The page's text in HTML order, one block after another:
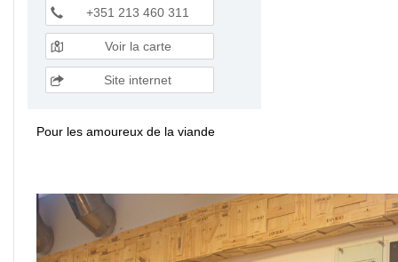
+351 213 460 311
Voir la carte
Site internet
Pour les amoureux de la viande